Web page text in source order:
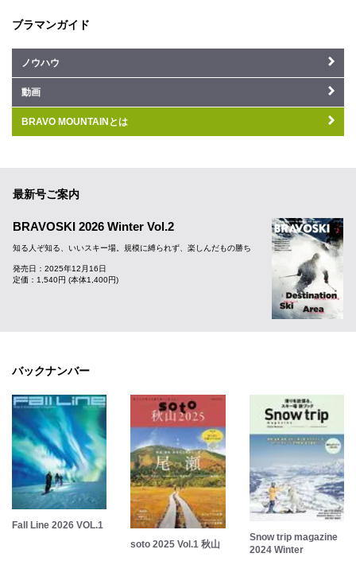
ブラマンガイド
ノウハウ
動画
BRAVO MOUNTAINとは
最新号ご案内
BRAVOSKI 2026 Winter Vol.2
知る人ぞ知る、いいスキー場。規模に縛られず、楽しんだもの勝ち
発売日：2025年12月16日
定価：1,540円 (本体1,400円)
バックナンバー
Fall Line 2026 VOL.1
soto 2025 Vol.1 秋山
Snow trip magazine
2024 Winter